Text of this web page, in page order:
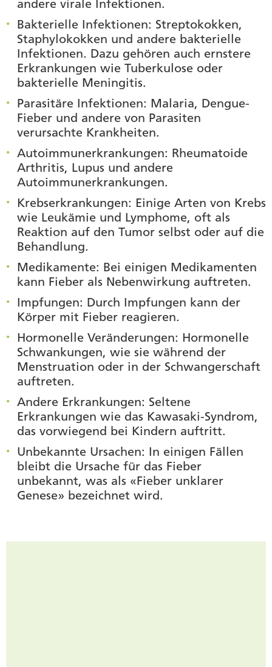
andere virale Infektionen.
Bakterielle Infektionen: Streptokokken,
Staphylokokken und andere bakterielle
Infektionen. Dazu gehören auch ernstere
Erkrankungen wie Tuberkulose oder
bakterielle Meningitis.
Parasitäre Infektionen: Malaria, Dengue-
Fieber und andere von Parasiten
verursachte Krankheiten.
Autoimmunerkrankungen: Rheumatoide
Arthritis, Lupus und andere
Autoimmunerkrankungen.
Krebserkrankungen: Einige Arten von Krebs
wie Leukämie und Lymphome, oft als
Reaktion auf den Tumor selbst oder auf die
Behandlung.
Medikamente: Bei einigen Medikamenten
kann Fieber als Nebenwirkung auftreten.
Impfungen: Durch Impfungen kann der
Körper mit Fieber reagieren.
Hormonelle Veränderungen: Hormonelle
Schwankungen, wie sie während der
Menstruation oder in der Schwangerschaft
auftreten.
Andere Erkrankungen: Seltene
Erkrankungen wie das Kawasaki-Syndrom,
das vorwiegend bei Kindern auftritt.
Unbekannte Ursachen: In einigen Fällen
bleibt die Ursache für das Fieber
unbekannt, was als «Fieber unklarer
Genese» bezeichnet wird.